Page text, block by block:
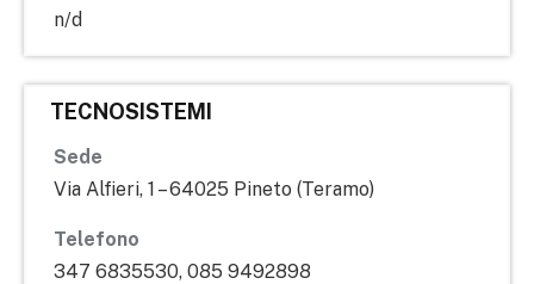
n/d
TECNOSISTEMI
Sede
Via Alfieri, 1 – 64025 Pineto (Teramo)
Telefono
347 6835530, 085 9492898